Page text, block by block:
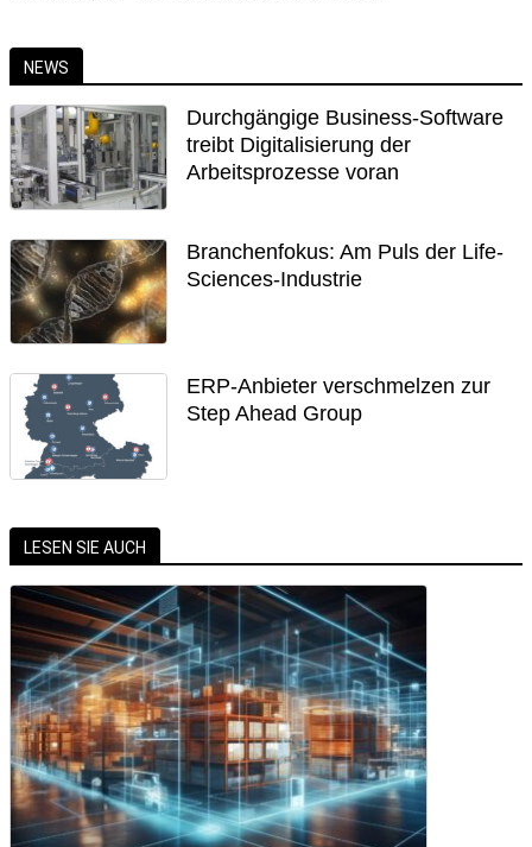
NEWS
Durchgängige Business-Software
treibt Digitalisierung der
Arbeitsprozesse voran
Branchenfokus: Am Puls der Life-
Sciences-Industrie
ERP-Anbieter verschmelzen zur
Step Ahead Group
LESEN SIE AUCH